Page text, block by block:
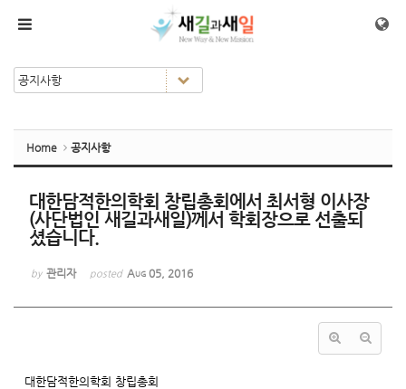
Home 공지사항
대한담적한의학회 창립총회에서 최서형 이사장
(사단법인 새길과새일)께서 학회장으로 선출되
셨습니다.
by 관리자 posted Aug 05, 2016
대한담적한의학회 창립총회